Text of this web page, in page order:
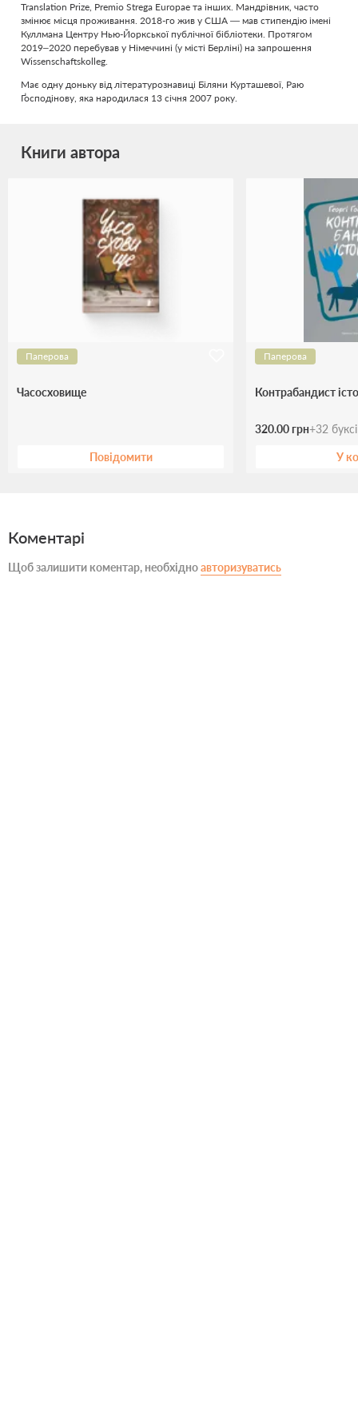
Translation Prize, Premio Strega Europae та інших. Мандрівник, часто
змінює місця проживання. 2018-го жив у США — мав стипендію імені
Куллмана Центру Нью-Йоркської публічної бібліотеки. Протягом
2019–2020 перебував у Німеччині (у місті Берліні) на запрошення
Wissenschaftskolleg.
Має одну доньку від літературознавиці Біляни Курташевої, Раю
Ґосподінову, яка народилася 13 січня 2007 року.
Книги автора
Паперова
Часосховище
Повідомити
Паперова
Контрабандист
320.00 грн+32
У
Коментарі
Щоб залишити коментар, необхідноавторизуватись